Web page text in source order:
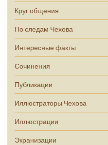
Круг общения
По следам Чехова
Интересные факты
Сочинения
Публикации
Иллюстраторы Чехова
Иллюстрации
Экранизации